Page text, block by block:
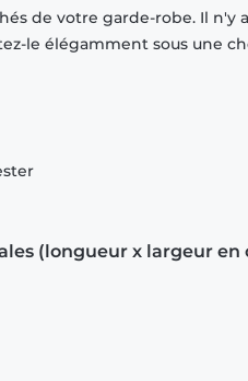
de votre garde-robe. Il
le élégamment sous une
(longueur x largeur en